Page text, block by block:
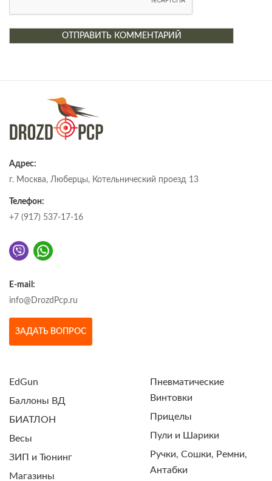
Адрес:
г. Москва, Люберцы, Котельнический проезд 13
Телефон:
+7 (917) 537-17-16
E-mail:
info@DrozdPcp.ru
ЗАДАТЬ ВОПРОС
EdGun
Баллоны ВД
БИАТЛОН
Весы
ЗИП и Тюнинг
Магазины
Пневматические
Винтовки
Прицелы
Пули и Шарики
Ручки, Сошки, Ремни,
Антабки